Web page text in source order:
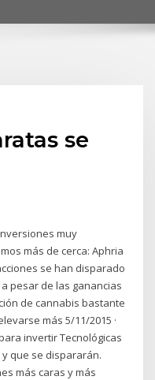
se
muy
más de cerca: Aphria
se han disparado
pesar de las ganancias
de cannabis bastante
más 5/11/2015 ·
invertir Tecnológicas
que se dispararán.
más caras y más